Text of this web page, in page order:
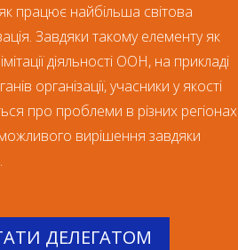
працює найбільша світова
Завдяки такому елементу як
діяльності ООН, на прикладі
організації, учасники у якості
про проблеми в різних регіонах
можливого вирішення завдяки
ДЕЛЕГАТОМ